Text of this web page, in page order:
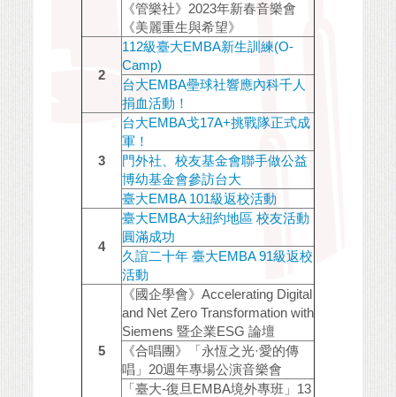
《管樂社》2023年新春音樂會
《美麗重生與希望》
2
112級臺大EMBA新生訓練(O-
Camp)
台大EMBA壘球社響應內科千人
捐血活動！
3
台大EMBA戈17A+挑戰隊正式成
軍！
門外社、校友基金會聯手做公益
博幼基金會參訪台大
臺大EMBA 101級返校活動
4
臺大EMBA大紐約地區 校友活動
圓滿成功
久誼二十年 臺大EMBA 91級返校
活動
5
《國企學會》Accelerating Digital
and Net Zero Transformation with
Siemens 暨企業ESG 論壇
《合唱團》「永恆之光·愛的傳
唱」20週年專場公演音樂會
「臺大-復旦EMBA境外專班」13